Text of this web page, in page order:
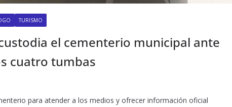
TURISMO
el cementerio municipal ante
cuatro tumbas
para atender a los medios y ofrecer información oficial